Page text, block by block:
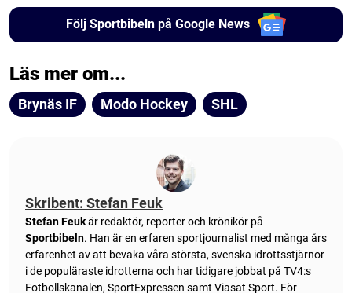
Följ Sportbibeln på Google News
Läs mer om...
Brynäs IF Modo Hockey SHL
Skribent: Stefan Feuk
Stefan Feukär redaktör, reporter och krönikör på
Sportbibeln. Han är en erfaren sportjournalist med många års
erfarenhet av att bevaka våra största, svenska idrottsstjärnor
i de populäraste idrotterna och har tidigare jobbat på TV4:s
Fotbollskanalen, SportExpressen samt Viasat Sport. För